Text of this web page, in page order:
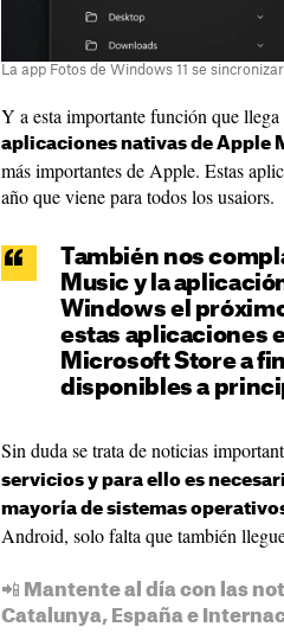
La app Fotos de Windows 11 se
Y a esta importante función que
aplicaciones nativas de Apple
más importantes de Apple. Estas
año que viene para todos los usaiors.
También nos
Music y la
Windows el
estas aplicaciones
Microsoft Store a
disponibles a
Sin duda se trata de noticias
servicios y para ello es
mayoría de sistemas
Android, solo falta que también
📲 Mantente al día con las
Catalunya, España e